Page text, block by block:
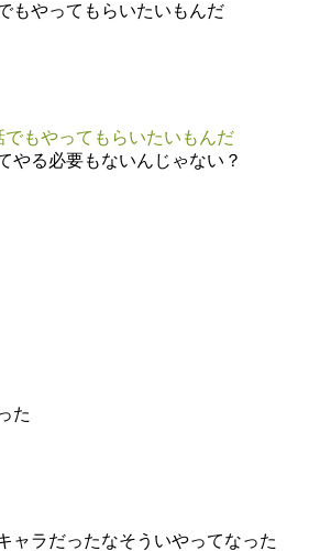
もやってもらいたいもんだ
もやってもらいたいもんだ
やる必要もないんじゃない？
た
ャラだったなそういやってなった